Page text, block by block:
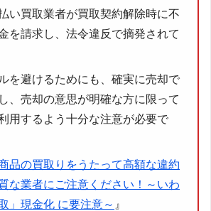
い買取業者が買取契約解除時に不
を請求し、法令違反で摘発されて
を避けるためにも、確実に売却で
、売却の意思が明確な方に限って
用するよう十分な注意が必要で
品の買取りをうたって高額な違約
な業者にご注意ください！～いわ
」現金化 に要注意～ 』